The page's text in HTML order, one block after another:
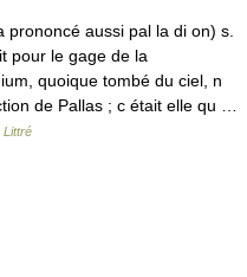
aussi pal la di on) s.
pour le gage de la
quoique tombé du ciel, n
de Pallas ; c était elle qu …
Littré